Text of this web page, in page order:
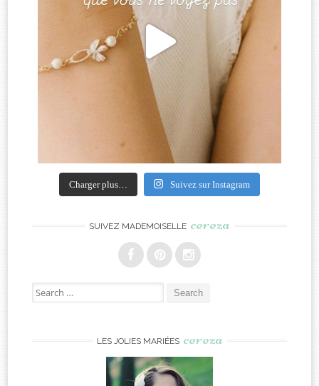
Charger plus… Suivez sur Instagram
SUIVEZ MADEMOISELLE cereza
Search
for:
LES JOLIES MARIÉES cereza